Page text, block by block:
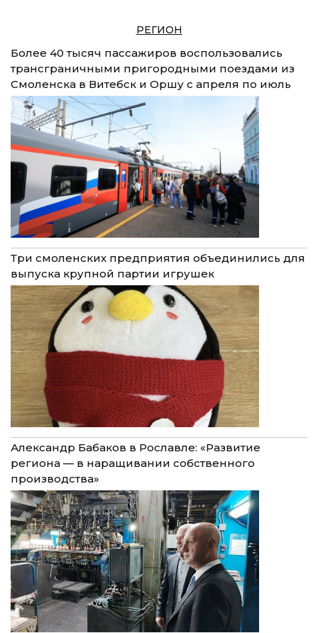
РЕГИОН
Более 40 тысяч пассажиров воспользовались
трансграничными пригородными поездами из
Смоленска в Витебск и Оршу с апреля по июль
Три смоленских предприятия объединились для
выпуска крупной партии игрушек
Александр Бабаков в Рославле: «Развитие
региона — в наращивании собственного
производства»